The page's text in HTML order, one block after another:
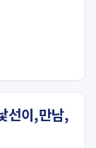
선이,만남,